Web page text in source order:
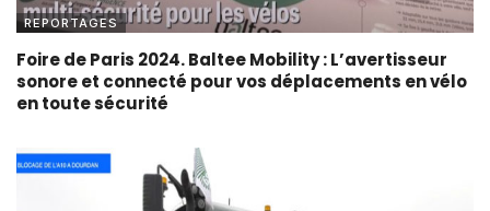
REPORTAGES
Foire de Paris 2024. Baltee Mobility : L’avertisseur
sonore et connecté pour vos déplacements en vélo
en toute sécurité